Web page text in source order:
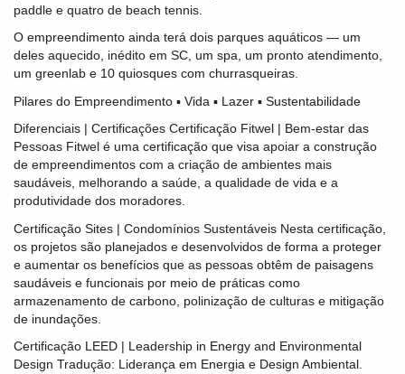
paddle e quatro de beach tennis.
O empreendimento ainda terá dois parques aquáticos — um
deles aquecido, inédito em SC, um spa, um pronto atendimento,
um greenlab e 10 quiosques com churrasqueiras.
Pilares do Empreendimento ▪ Vida ▪ Lazer ▪ Sustentabilidade
Diferenciais | Certificações Certificação Fitwel | Bem-estar das
Pessoas Fitwel é uma certificação que visa apoiar a construção
de empreendimentos com a criação de ambientes mais
saudáveis, melhorando a saúde, a qualidade de vida e a
produtividade dos moradores.
Certificação Sites | Condomínios Sustentáveis Nesta certificação,
os projetos são planejados e desenvolvidos de forma a proteger
e aumentar os benefícios que as pessoas obtêm de paisagens
saudáveis e funcionais por meio de práticas como
armazenamento de carbono, polinização de culturas e mitigação
de inundações.
Certificação LEED | Leadership in Energy and Environmental
Design Tradução: Liderança em Energia e Design Ambiental.